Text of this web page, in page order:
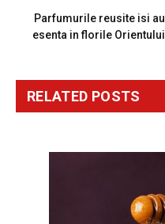
Parfumurile reusite isi au
esenta in florile Orientului
RELATED POSTS